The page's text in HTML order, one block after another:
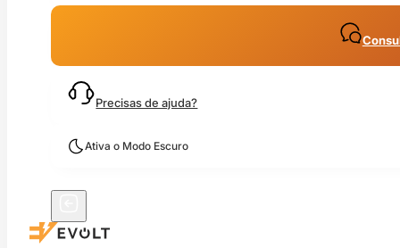
Precisas de ajuda?
Ativa o Modo Escuro